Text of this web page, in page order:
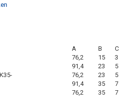
A
B
C
76,2 15
3
91,4 23
5
76,2 23
5
91,4 35
7
76,2 35 7